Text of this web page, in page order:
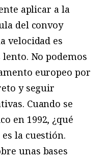
aplicar a la
del convoy
velocidad es
No podemos
europeo por
y seguir
Cuando se
en 1992, ¿qué
la cuestión.
unas bases